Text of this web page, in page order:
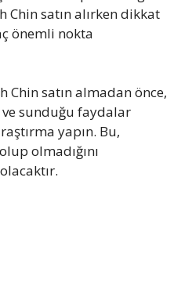
satın alırken dikkat
önemli nokta
Chin satın almadan önce,
sunduğu faydalar
yapın. Bu,
olmadığını